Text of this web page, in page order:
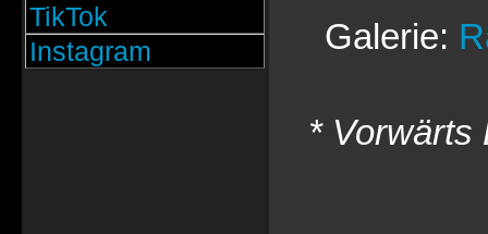
TikTok
Instagram
Galerie:
* Vorwärts